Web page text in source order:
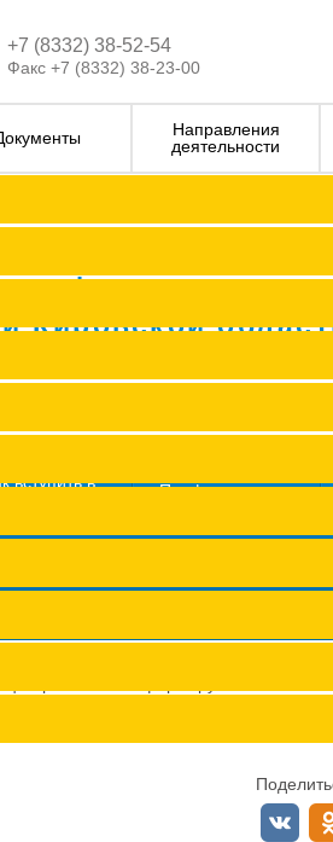
+7 (8332) 38-52-54
Факс +7 (8332) 38-23-00
Направления
деятельности
профсоюзных
Кировской
вступить в
Профсоюз помог
центр ФПОКО информирует